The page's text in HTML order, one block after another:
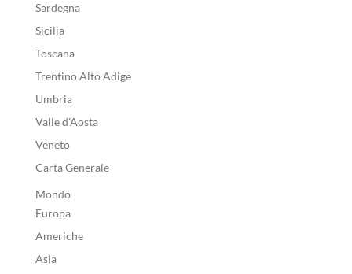
Sardegna
Sicilia
Toscana
Trentino Alto Adige
Umbria
Valle d'Aosta
Veneto
Carta Generale
Mondo
Europa
Americhe
Asia